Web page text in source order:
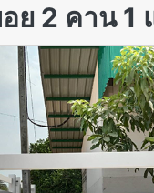
ย 2 คาน 1